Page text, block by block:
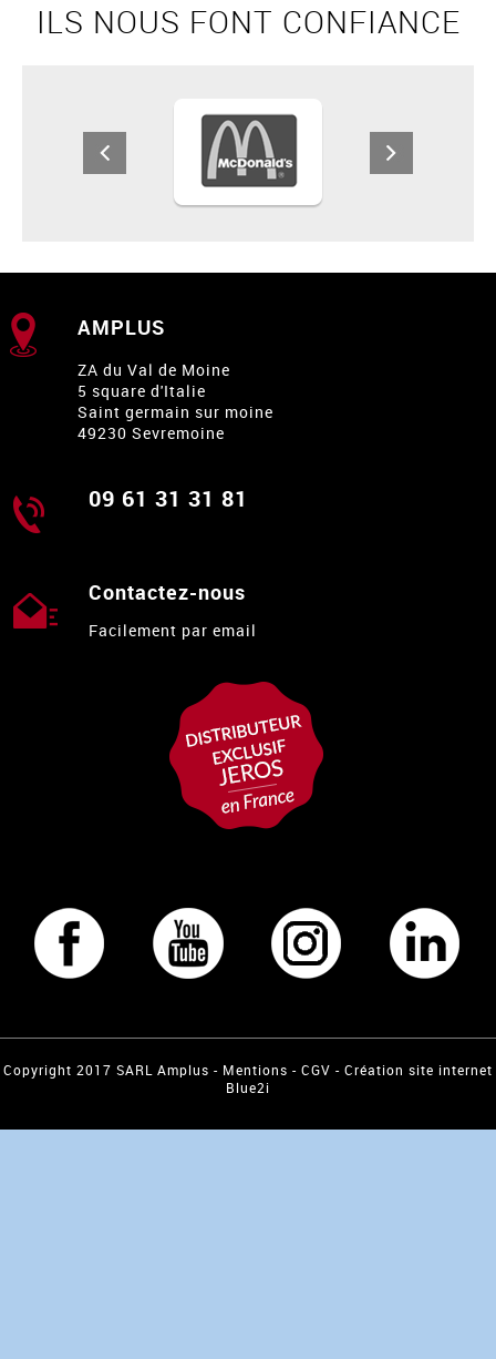
ILS NOUS FONT CONFIANCE
AMPLUS
ZA du Val de Moine
5 square d'Italie
Saint germain sur moine
49230 Sevremoine
09 61 31 31 81
Contactez-nous
Facilement par email
Copyright 2017 SARL Amplus - Mentions - CGV - Création site internet
Blue2i